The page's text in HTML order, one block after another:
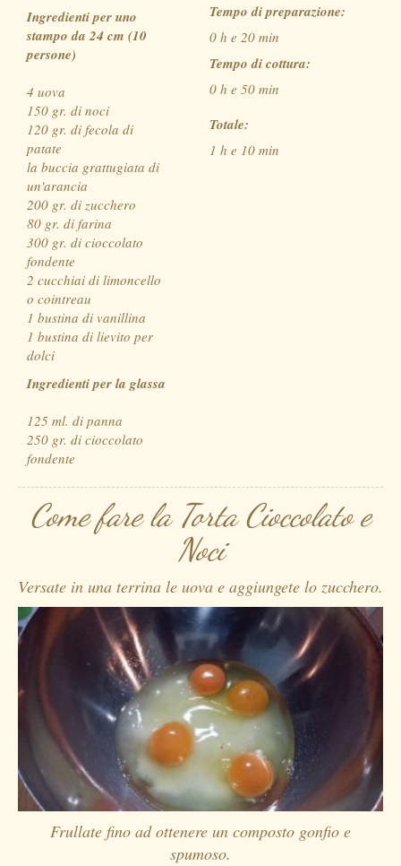
Tempo di preparazione:
0 h e 20 min
Tempo di cottura:
0 h e 50 min
Totale:
1 h e 10 min
Ingredienti per uno
stampo da 24 cm (10
persone)
4 uova
150 gr. di noci
120 gr. di fecola di
patate
la buccia grattugiata di
un'arancia
200 gr. di zucchero
80 gr. di farina
300 gr. di cioccolato
fondente
2 cucchiai di limoncello
o cointreau
1 bustina di vanillina
1 bustina di lievito per
dolci
Ingredienti per la glassa
125 ml. di panna
250 gr. di cioccolato
fondente
Come fare la Torta Cioccolato e
Noci
Versate in una terrina le uova e aggiungete lo zucchero.
Frullate fino ad ottenere un composto gonfio e
spumoso.